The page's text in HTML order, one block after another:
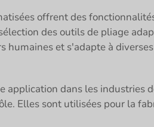
offrent des
des outils de pliage
et s'adapte à
application dans les
Elles sont utilisées pour la